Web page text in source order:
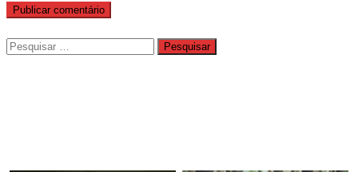
Pesquisar
por: